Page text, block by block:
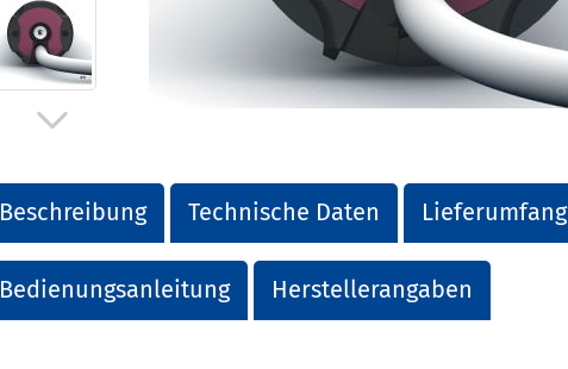
Beschreibung Technische Daten Lieferumfang
Bedienungsanleitung Herstellerangaben